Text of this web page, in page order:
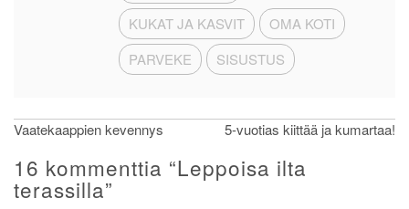
KUKAT JA KASVIT
OMA KOTI
PARVEKE
SISUSTUS
Artikkelien
selaus
Vaatekaappien kevennys 5-vuotias kiittää ja kumartaa!
16 kommenttia “Leppoisa ilta
terassilla”